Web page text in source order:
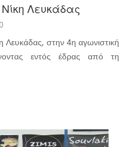
Λευκάδας
0
Λευκάδας, στην 4η αγωνιστική
εντός έδρας από τη